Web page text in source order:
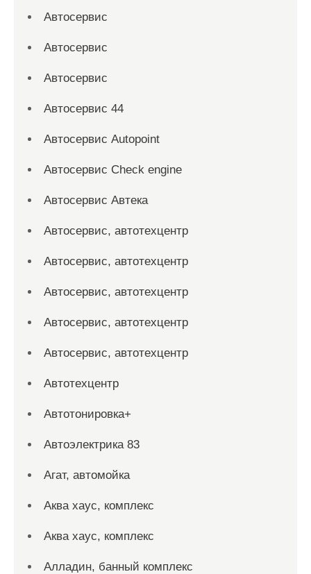
Автосервис
Автосервис
Автосервис
Автосервис 44
Автосервис Autopoint
Автосервис Check engine
Автосервис Автека
Автосервис, автотехцентр
Автосервис, автотехцентр
Автосервис, автотехцентр
Автосервис, автотехцентр
Автосервис, автотехцентр
Автотехцентр
Автотонировка+
Автоэлектрика 83
Агат, автомойка
Аква хаус, комплекс
Аква хаус, комплекс
Алладин, банный комплекс